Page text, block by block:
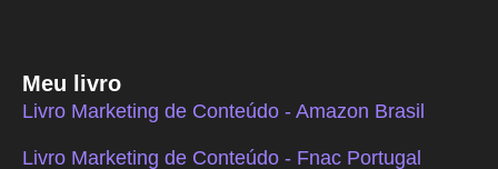
Meu livro
Livro Marketing de Conteúdo - Amazon Brasil
Livro Marketing de Conteúdo - Fnac Portugal